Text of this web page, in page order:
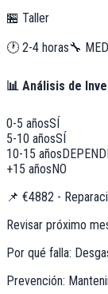
🏪 Taller
🕐 2-4 horas🔧
📊 Análisis de
0-5 añosSÍ
5-10 añosSÍ
10-15 años
+15 añosNO
📌 €4882 -
Revisar próximo
Por qué falla:
Prevención: